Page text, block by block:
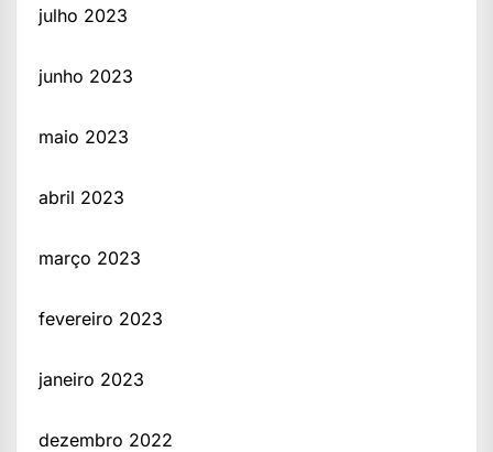
julho 2023
junho 2023
maio 2023
abril 2023
março 2023
fevereiro 2023
janeiro 2023
dezembro 2022